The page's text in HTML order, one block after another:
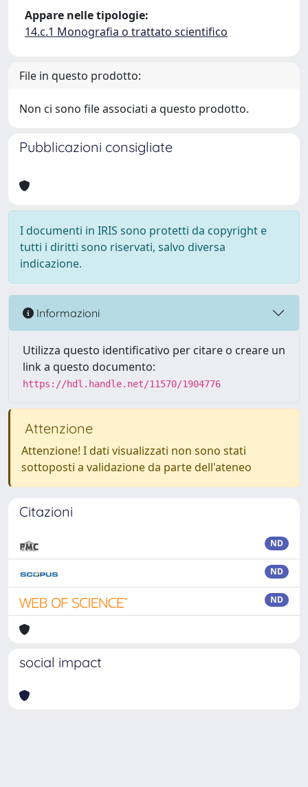
Appare nelle tipologie:
14.c.1 Monografia o trattato scientifico
File in questo prodotto:
Non ci sono file associati a questo prodotto.
Pubblicazioni consigliate
I documenti in IRIS sono protetti da copyright e
tutti i diritti sono riservati, salvo diversa
indicazione.
Informazioni
Utilizza questo identificativo per citare o creare un
link a questo documento:
https://hdl.handle.net/11570/1904776
Attenzione
Attenzione! I dati visualizzati non sono stati
sottoposti a validazione da parte dell'ateneo
Citazioni
ND
ND
ND
social impact